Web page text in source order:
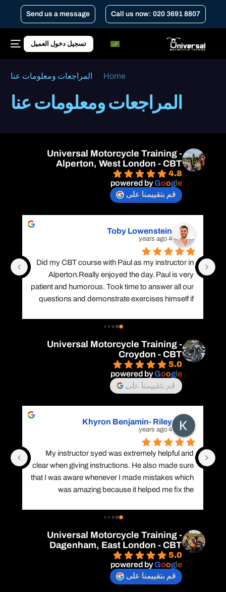
Call us now: 020 3691 8807
Send us a message
تسجيل دخول العميل
Home المراجعات ومعلومات عنا
المراجعات ومعلومات عنا
Universal Motorcycle Training -
Alperton, West London - CBT
4.8
powered byGoogle
قم بتقييمنا على
Toby Lowenstein
4 years ago
Did my CBT course with Paul as my instructor in
Alperton.Really enjoyed the day. Paul is very
patient and humorous. Took time to answer all our
questions and demonstrate exercises himself if
recommend doing your CBT with him.
Universal Motorcycle Training -
Croydon - CBT
5.0
powered byGoogle
قم بتقييمنا على
Khyron Benjamin- Riley
4 years ago
My instructor syed was extremely helpful and
clear when giving instructions. He also made sure
that I was aware whenever I made mistakes which
was amazing because it helped me fix the
Universal Motorcycle Training -
Dagenham, East London - CBT
5.0
powered byGoogle
قم بتقييمنا على